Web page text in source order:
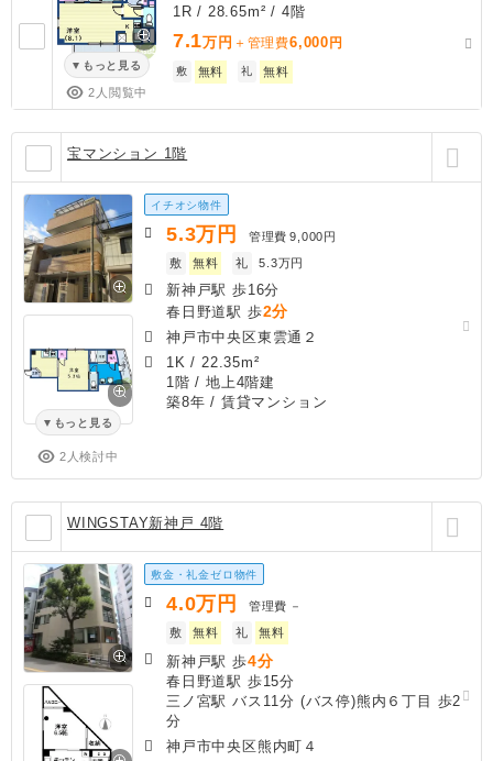
もっと見る
2人閲覧中
1R / 28.65m² / 4階
7.1万円 ＋管理費6,000 円
敷 無料 礼 無料
宝マンション 1階
もっと見る
2人検討中
イチオシ物件
5.3万円 管理費 9,000円
敷
無料 礼 5.3万円
新神戸駅 歩16分
春日野道駅 歩2分
神戸市中央区東雲通２
1K / 22.35m²
1階 / 地上4階建
築8年 / 賃貸マンション
WINGSTAY新神戸 4階
敷金・礼金ゼロ物件
4.0万円 管理費 －
敷
無料 礼 無料
新神戸駅 歩4分
春日野道駅 歩15分
三ノ宮駅 バス11分 (バス停)熊内６丁目 歩2
分
神戸市中央区熊内町４